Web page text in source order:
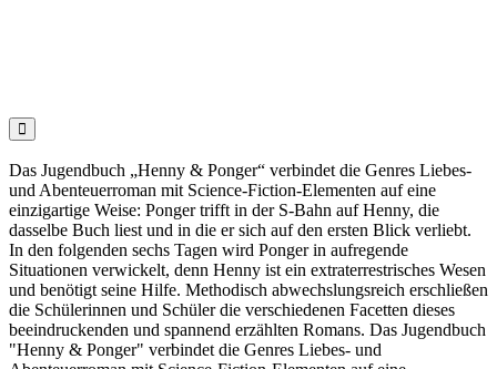

Das Jugendbuch „Henny & Ponger“ verbindet die Genres Liebes-
und Abenteuerroman mit Science-Fiction-Elementen auf eine
einzigartige Weise: Ponger trifft in der S-Bahn auf Henny, die
dasselbe Buch liest und in die er sich auf den ersten Blick verliebt.
In den folgenden sechs Tagen wird Ponger in aufregende
Situationen verwickelt, denn Henny ist ein extraterrestrisches Wesen
und benötigt seine Hilfe. Methodisch abwechslungsreich erschließen
die Schülerinnen und Schüler die verschiedenen Facetten dieses
beeindruckenden und spannend erzählten Romans. Das Jugendbuch
"Henny & Ponger" verbindet die Genres Liebes- und